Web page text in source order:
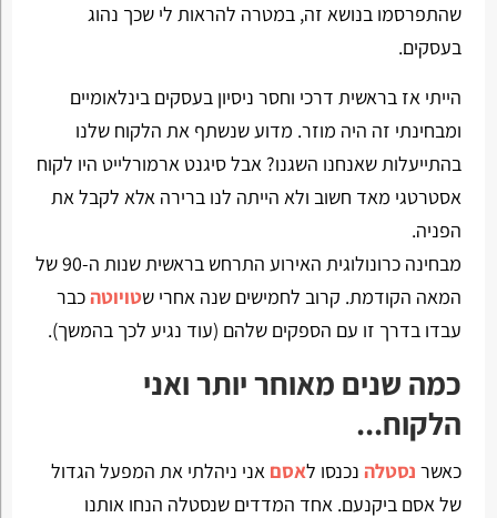
שהתפרסמו בנושא זה, במטרה להראות לי שכך נהוג
בעסקים.
הייתי אז בראשית דרכי וחסר ניסיון בעסקים בינלאומיים
ומבחינתי זה היה מוזר. מדוע שנשתף את הלקוח שלנו
בהתייעלות שאנחנו השגנו? אבל סיגנט ארמורלייט היו לקוח
אסטרטגי מאד חשוב ולא הייתה לנו ברירה אלא לקבל את
הפניה.
מבחינה כרונולוגית האירוע התרחש בראשית שנות ה-90 של
המאה הקודמת. קרוב לחמישים שנה אחרי שטויוטהכבר
עבדו בדרך זו עם הספקים שלהם (עוד נגיע לכך בהמשך).
כמה שנים מאוחר יותר ואני
הלקוח...
כאשר נסטלהנכנסו לאסם אני ניהלתי את המפעל הגדול
של אסם ביקנעם. אחד המדדים שנסטלה הנחו אותנו